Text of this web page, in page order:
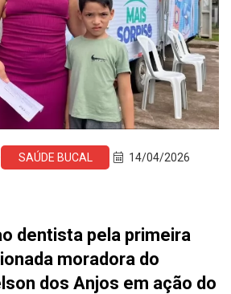
SAÚDE BUCAL 14/04/2026
dentista pela primeira
moradora do
dos Anjos em ação do